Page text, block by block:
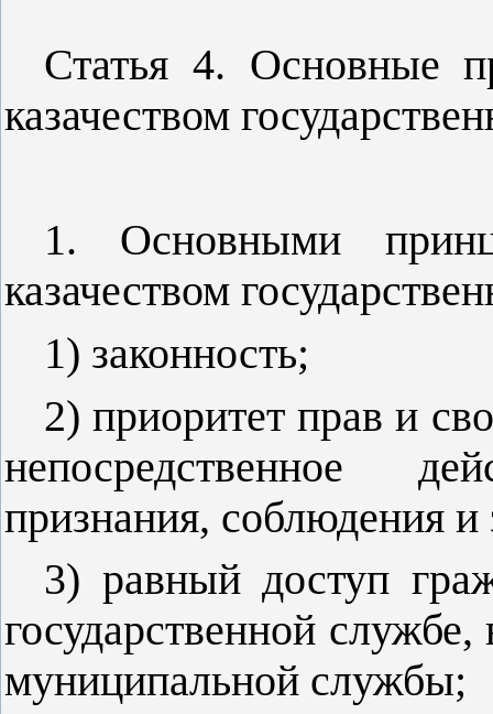
Статья 4. Основные
казачеством
1. Основными
казачеством
1) законность;
2) приоритет прав и
непосредственное
признания, соблюдения
3) равный доступ
государственной службе,
муниципальной службы;